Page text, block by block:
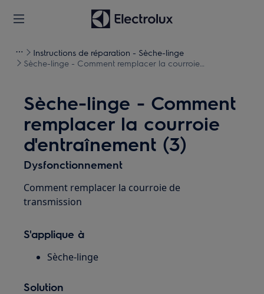
Instructions de réparation - Sèche-linge
Sèche-linge - Comment remplacer la courroie
Sèche-linge - Comment
remplacer la courroie
d'entraînement (3)
Dysfonctionnement
Comment remplacer la courroie de
transmission
S'applique à
Sèche-linge
Solution